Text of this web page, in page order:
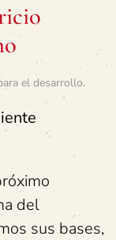
el desarrollo.
del
sus bases,